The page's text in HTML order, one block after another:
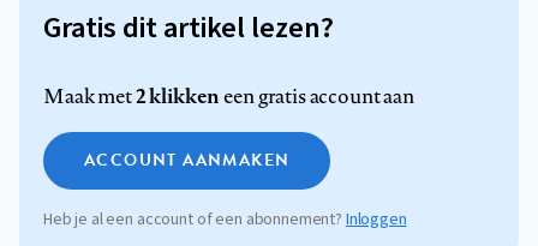
Gratis dit artikel lezen?
Maak met2 klikkeneen gratis account aan
ACCOUNT AANMAKEN
Heb je al een account of een abonnement?Inloggen